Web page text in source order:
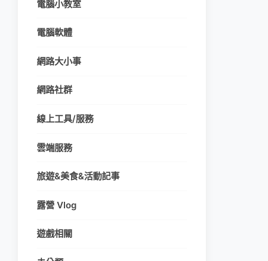
電腦小教室
電腦軟體
網路大小事
網路社群
線上工具/服務
雲端服務
旅遊&美食&活動記事
露營 Vlog
遊戲相關